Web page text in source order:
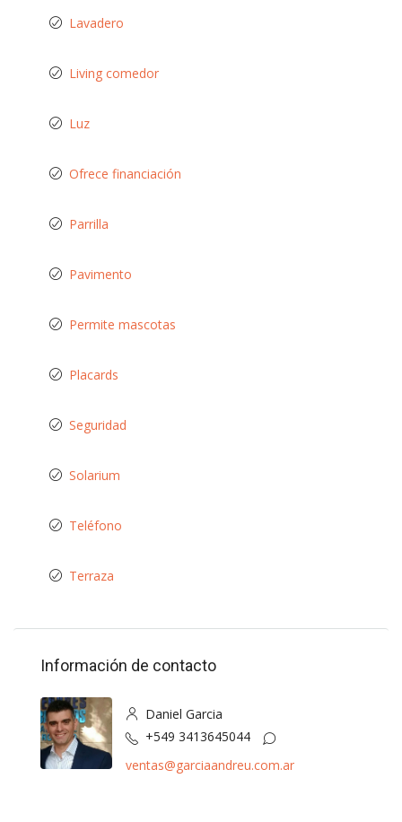
Lavadero
Living comedor
Luz
Ofrece financiación
Parrilla
Pavimento
Permite mascotas
Placards
Seguridad
Solarium
Teléfono
Terraza
Información de contacto
Daniel Garcia
+549 3413645044
ventas@garciaandreu.com.ar